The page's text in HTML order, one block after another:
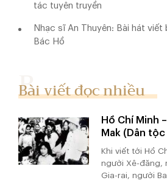
tác tuyên truyền
Nhạc sĩ An Thuyên: Bài hát
Bác Hồ
Bài viết đọc nhiều
Hồ Chí Minh
Mak (Dân tộc
Khi viết tới Hồ
người Xê-đăng,
Gia-rai, người